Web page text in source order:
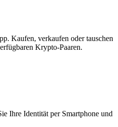
Kaufen, verkaufen oder tauschen
Krypto-Paaren.
Ihre Identität per Smartphone und